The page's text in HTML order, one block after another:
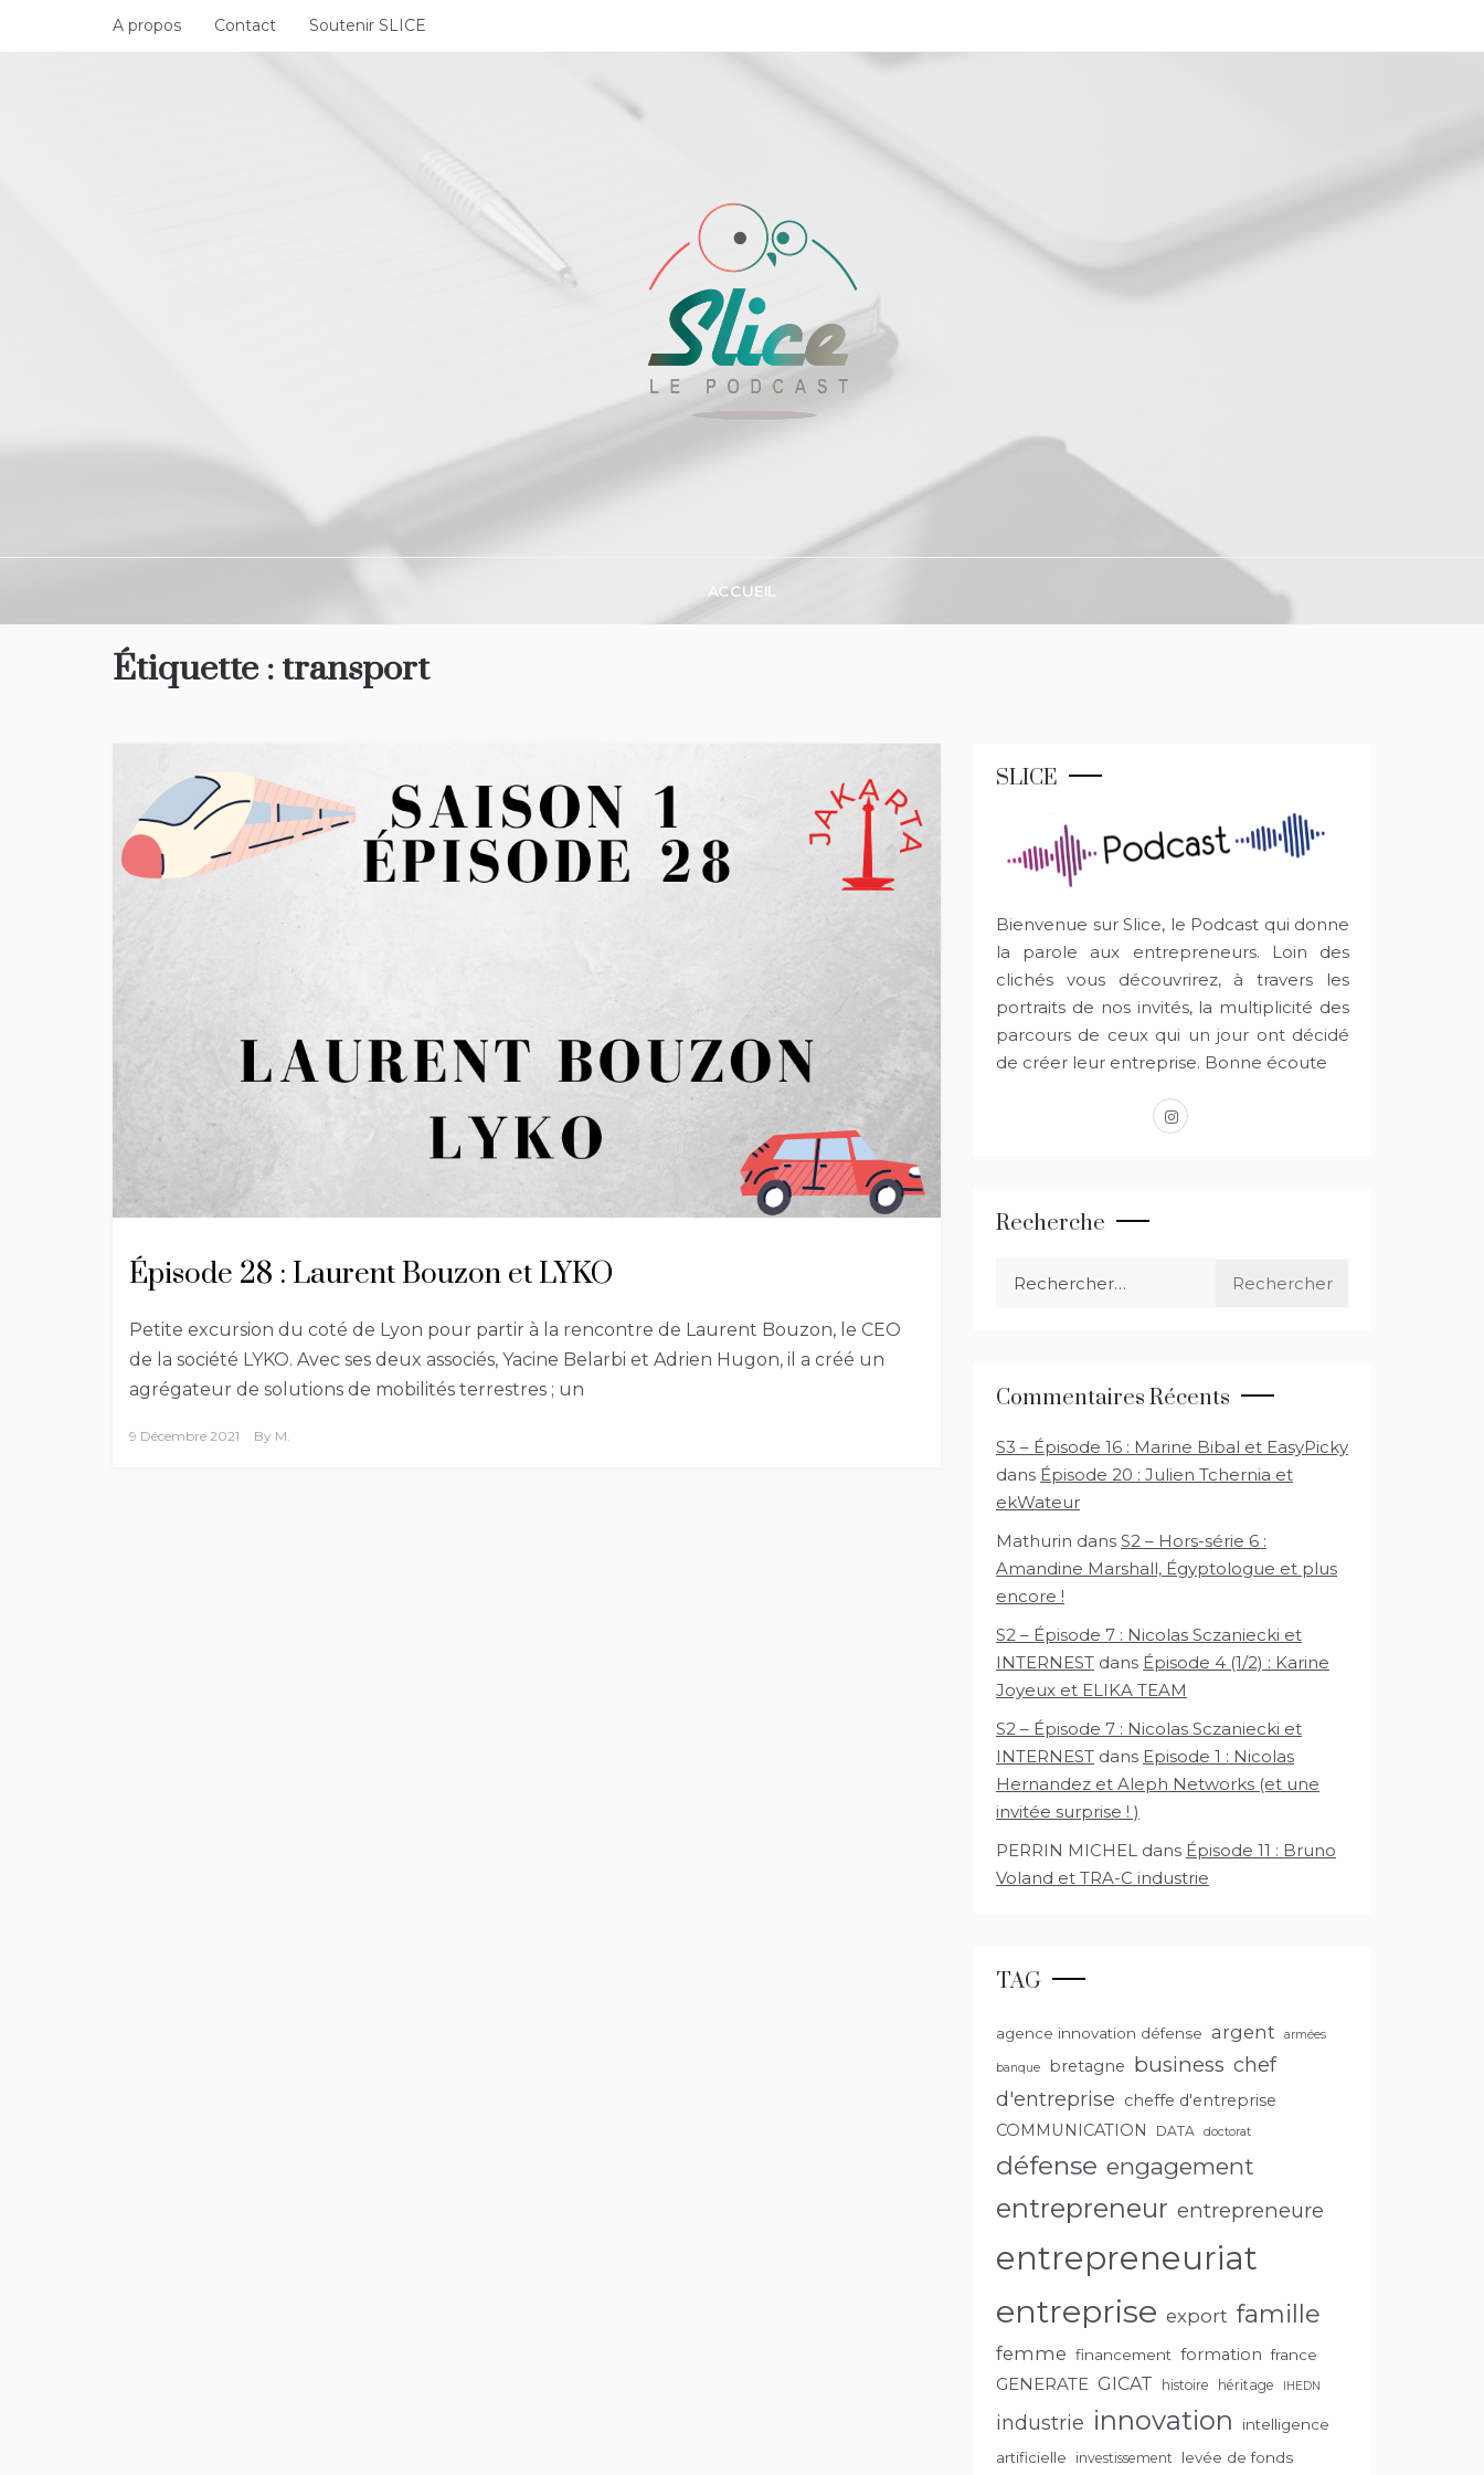
A propos Contact Soutenir SLICE
ACCUEIL
Étiquette : transport
Épisode 28 : Laurent Bouzon et LYKO
Petite excursion du coté de Lyon pour partir à la rencontre de Laurent Bouzon, le CEO
de la société LYKO. Avec ses deux associés, Yacine Belarbi et Adrien Hugon, il a créé un
agrégateur de solutions de mobilités terrestres ; un
9 Décembre 2021 By M.
SLICE
Bienvenue sur Slice, le Podcast qui donne
la parole aux entrepreneurs. Loin des
clichés vous découvrirez, à travers les
portraits de nos invités, la multiplicité des
parcours de ceux qui un jour ont décidé
de créer leur entreprise. Bonne écoute
instagram
Recherche
Commentaires Récents
S3 – Épisode 16 : Marine Bibal et EasyPicky
dans Épisode 20 : Julien Tchernia et
ekWateur
Mathurin dans S2 – Hors-série 6 :
Amandine Marshall, Égyptologue et plus
encore !
S2 – Épisode 7 : Nicolas Sczaniecki et
INTERNEST dans Épisode 4 (1/2) : Karine
Joyeux et ELIKA TEAM
S2 – Épisode 7 : Nicolas Sczaniecki et
INTERNEST dans Episode 1 : Nicolas
Hernandez et Aleph Networks (et une
invitée surprise ! )
PERRIN MICHEL dans Épisode 11 : Bruno
Voland et TRA-C industrie
TAG
agence innovation défense argent armées
banque bretagne business chef
d'entreprise cheffe d'entreprise
COMMUNICATION
DATA doctorat
défense engagement
entrepreneur entrepreneure
entrepreneuriat
entreprise export famille
femme financement formation france
GENERATE GICAT histoire héritage IHEDN
industrie innovation
intelligence
artificielle
investissement levée de fonds